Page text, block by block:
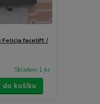
facelift /
Skladem 1 ks
do košíku